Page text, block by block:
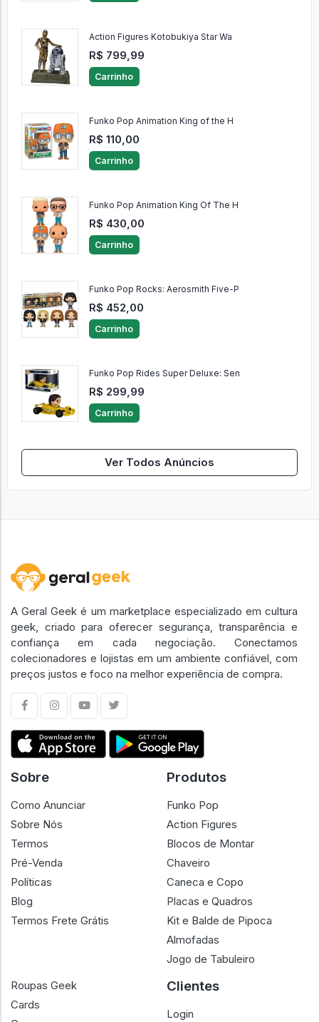
Action Figures Kotobukiya Star Wa
R$ 799,99
Carrinho
Funko Pop Animation King of the H
R$ 110,00
Carrinho
Funko Pop Animation King Of The H
R$ 430,00
Carrinho
Funko Pop Rocks: Aerosmith Five-P
R$ 452,00
Carrinho
Funko Pop Rides Super Deluxe: Sen
R$ 299,99
Carrinho
Ver Todos Anúncios
A Geral Geek é um marketplace especializado em cultura
geek, criado para oferecer segurança, transparência e
confiança em cada negociação. Conectamos
colecionadores e lojistas em um ambiente confiável, com
preços justos e foco na melhor experiência de compra.
Sobre
Como Anunciar
Sobre Nós
Termos
Pré-Venda
Políticas
Blog
Termos Frete Grátis
Produtos
Funko Pop
Action Figures
Blocos de Montar
Chaveiro
Caneca e Copo
Placas e Quadros
Kit e Balde de Pipoca
Almofadas
Jogo de Tabuleiro
Roupas Geek
Cards
Clientes
Login